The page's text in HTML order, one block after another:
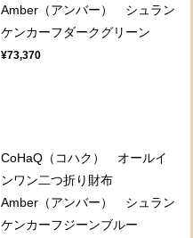
Amber（アンバー） シュラン
ケンカーフダークグリーン
¥73,370
CoHaQ（コハク） オールイ
ンワン二つ折り財布
Amber（アンバー） シュラン
ケンカーフジーンブルー